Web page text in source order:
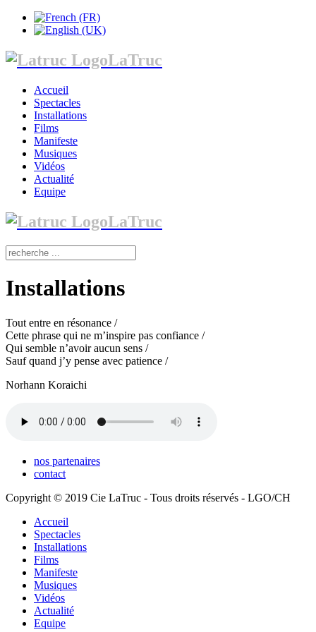
LaTruc
Accueil
Spectacles
Installations
Films
Manifeste
Musiques
Vidéos
Actualité
Equipe
LaTruc
Installations
Tout entre en résonance /
Cette phrase qui ne m’inspire pas confiance /
Qui semble n’avoir aucun sens /
Sauf quand j’y pense avec patience /
Norhann Koraichi
nos partenaires
contact
Copyright © 2019 Cie LaTruc - Tous droits réservés - LGO/CH
Accueil
Spectacles
Installations
Films
Manifeste
Musiques
Vidéos
Actualité
Equipe